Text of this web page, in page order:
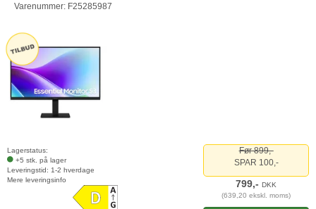
Varenummer: F25285987
Lagerstatus:
+5 stk. på lager
Leveringstid: 1-2 hverdage
Mere leveringsinfo
Før 899,-
SPAR 100,-
799,-DKK
(639,20 ekskl. moms)